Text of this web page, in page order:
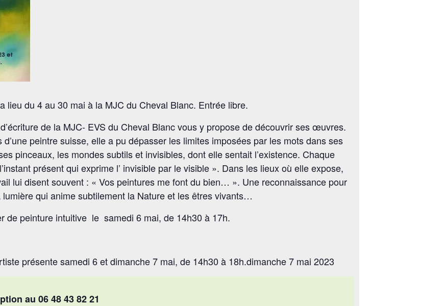
lieu du 4 au 30 mai à la MJC du Cheval Blanc. Entrée libre.
de la MJC- EVS du Cheval Blanc vous y propose de découvrir ses œuvres.
peintre suisse, elle a pu dépasser les limites imposées par les mots dans ses
pinceaux, les mondes subtils et invisibles, dont elle sentait l’existence. Chaque
présent qui exprime l’ invisible par le visible ». Dans les lieux où elle expose,
lui disent souvent : « Vos peintures me font du bien… ». Une reconnaissance pour
lumière qui anime subtilement la Nature et les êtres vivants…
de peinture intuitive le samedi 6 mai, de 14h30 à 17h.
présente samedi 6 et dimanche 7 mai, de 14h30 à 18h.dimanche 7 mai 2023
au 06 48 43 82 21